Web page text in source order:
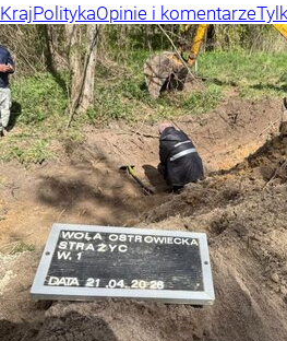
KrajPolitykaOpinie i komentarze